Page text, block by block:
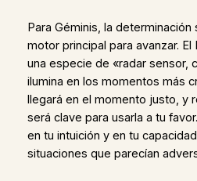
Para Géminis, la
motor principal para avanzar.
una especie de «radar sensor,
ilumina en los momentos más
llegará en el momento justo, y
será clave para usarla a tu
en tu intuición y en tu
situaciones que parecían